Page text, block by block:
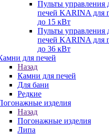
Пульты управления
печей KARINA для
до 15 кВт
Пульты управления
печей KARINA для
до 36 кВт
для печей
Назад
Камни для печей
Для бани
Редкие
изделия
Назад
Погонажные изделия
Липа